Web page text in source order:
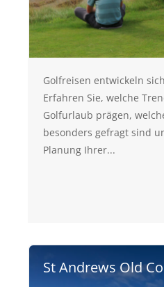
Golfreisen entwickeln
Erfahren Sie, welche
Golfurlaub prägen,
besonders gefragt sind
Planung Ihrer...
St Andrews Old